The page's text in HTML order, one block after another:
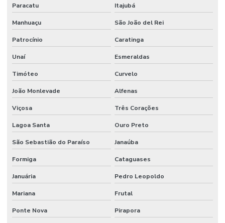
Paracatu Itajubá
Manhuaçu São João del Rei
Patrocínio Caratinga
Unaí Esmeraldas
Timóteo Curvelo
João Monlevade Alfenas
Viçosa Três Corações
Lagoa Santa Ouro Preto
São Sebastião do Paraíso Janaúba
Formiga Cataguases
Januária Pedro Leopoldo
Mariana Frutal
Ponte Nova Pirapora